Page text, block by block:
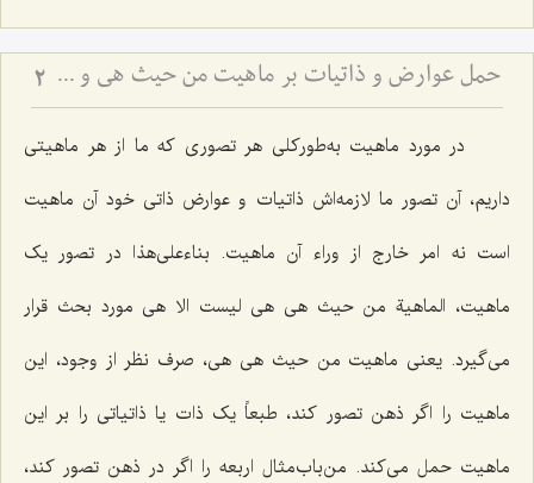
حمل عوارض و ذاتیات بر ماهیت من حیث هی و نسبت آن با امکان ذاتی - بررسی اشکال ارتفاع نقیضین در مسئله امکان 2
در مورد ماهیت به‌طورکلی هر تصوری که ما از هر ماهیتی
داریم، آن تصور ما لازمه‌اش ذاتیات و عوارض ذاتی خود آن ماهیت
است نه امر خارج از وراء آن ماهیت. بناء‌علی‌هذا در تصور یک
ماهیت، الماهیة من حیث هی هی لیست الا هی مورد بحث قرار
می‌گیرد. یعنی ماهیت من حیث هی هی، صرف نظر از وجود، این
ماهیت را اگر ذهن تصور کند، طبعاً یک ذات یا ذاتیاتی را بر این
ماهیت حمل می‌کند. من‌باب‌مثال اربعه را اگر در ذهن تصور کند،